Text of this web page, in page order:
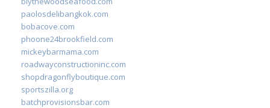
paolosdelibangkok.com
bobacove.com
phoone24brookfield.com
mickeybarmama.com
roadwayconstructioninc.com
shopdragonflyboutique.com
sportszilla.org
batchprovisionsbar.com